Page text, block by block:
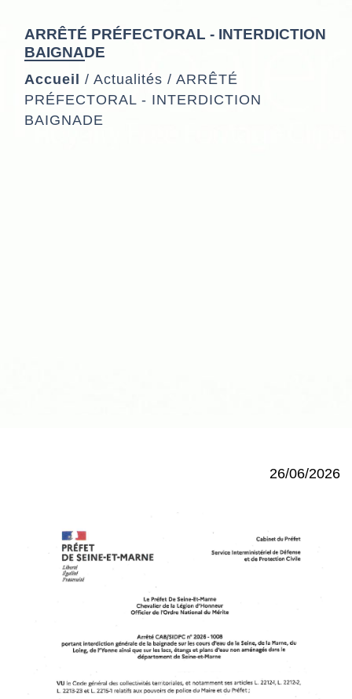
ARRÊTÉ PRÉFECTORAL - INTERDICTION
BAIGNADE
Accueil / Actualités / ARRÊTÉ
PRÉFECTORAL - INTERDICTION
BAIGNADE
26/06/2026